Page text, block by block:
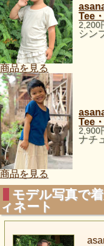
商品を見る
Tee
2,200
シン
商品を見る
Tee
2,900
ナチ
モデル写真で
ィネート